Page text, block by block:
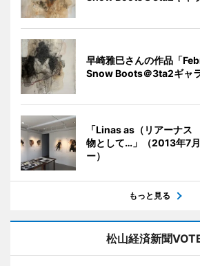
早崎雅巳さんの作品「
Snow Boots＠3ta2ギャ
「Linas as（リアーナ
物として…」（2013年7
ー）
もっと見る
松山経済新聞